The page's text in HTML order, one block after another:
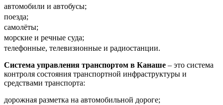
автомобили и автобусы;
поезда;
самолёты;
морские и речные суда;
телефонные, телевизионные и радиостанции.
Система управления транспортом в Канаше – это система
контроля состояния транспортной инфраструктуры и
средствами транспорта:
дорожная разметка на автомобильной дороге;